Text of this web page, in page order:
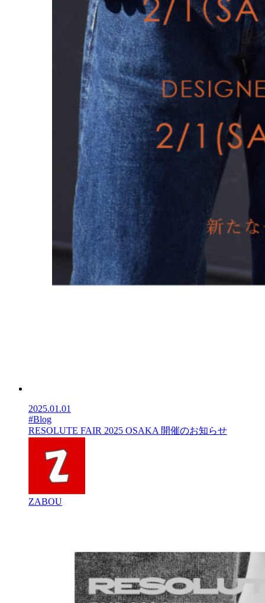
2025.01.01
#Blog
RESOLUTE FAIR 2025 OSAKA 開催のお知らせ
ZABOU